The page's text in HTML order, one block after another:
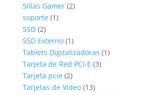
productos
Sillas Gamer 22
soporte 11
SSD 22
productos
SSD Externo 11
producto
Tablets Digitalizadoras 11
Tarjeta de Red PCI-E 33
Tarjeta pcie 22
productos
Tarjetas de Video 1313